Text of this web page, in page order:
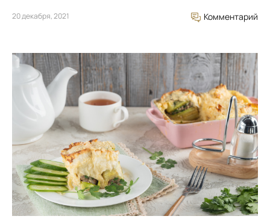
20 декабря, 2021 Комментарий